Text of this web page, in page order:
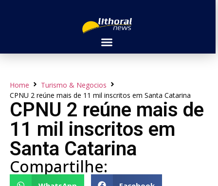
Home
Turismo & Negocios
CPNU 2 reúne mais de 11 mil inscritos em Santa Catarina
CPNU 2 reúne mais de
11 mil inscritos em
Santa Catarina
Compartilhe: